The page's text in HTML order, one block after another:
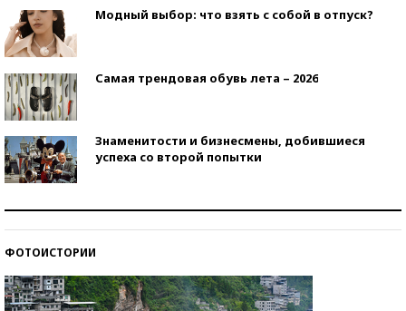
Модный выбор: что взять с собой в отпуск?
Самая трендовая обувь лета – 2026
Знаменитости и бизнесмены, добившиеся
успеха со второй попытки
ФОТОИСТОРИИ